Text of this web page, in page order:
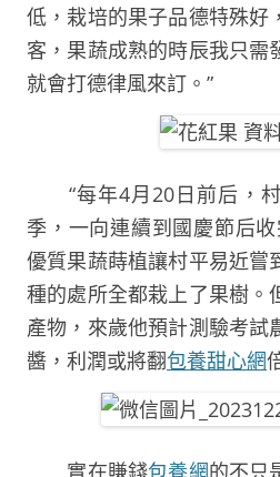
低，栽培的果子品德特殊好
客，果蔬成熟的時辰我只需
就會打德律風來訂。”
“每年4月20日前后，村
季，一向連續到國慶節后收
優質果蔬蒔植讓村平易近嘗
種的處所全都栽上了果樹。
產物，來歲他預計測驗考試
醬，利潤或將翻包養甜心網
實在賺錢包養網的不只